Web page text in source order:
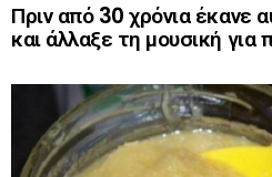
Πριν από 30 χρόνια έκανε
και άλλαξε τη μουσική για